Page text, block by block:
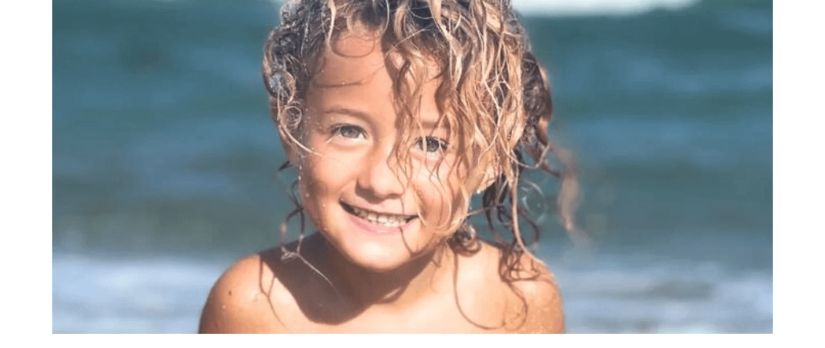
Detuvieron en Quilmes a un hombre que amenazó a Milei a través de TikTok
Veteranos de Guerra capacitan a agentes municipales de Quilmes en la causa Malvinas
Orgullo para Quilmes: reconocieron a Apres Salud por sus 50 años de trayectoria
Siguen avanzando las intervenciones hídricas en Berazategui y Quilmes
Se notificaron 21 nuevos casos de la fiebre chikungunya en el país
Las vacaciones de invierno se disfrutaron en familia
Berazategui será sede del Festival de Cine de la India 2026 con entrada libre y gratuita
Vozinha fue presentado como nuevo refuerzo de Colo Colo y promete dar pelea por el arco
Los bonos y ADR argentinos cerraron en baja y el riesgo país volvió a subir
1 Día Atrás
Argentina respondió a Brasil tras la rebaja diplomática y atribuyó la medida a diferencias ideológicas
1 Día Atrás